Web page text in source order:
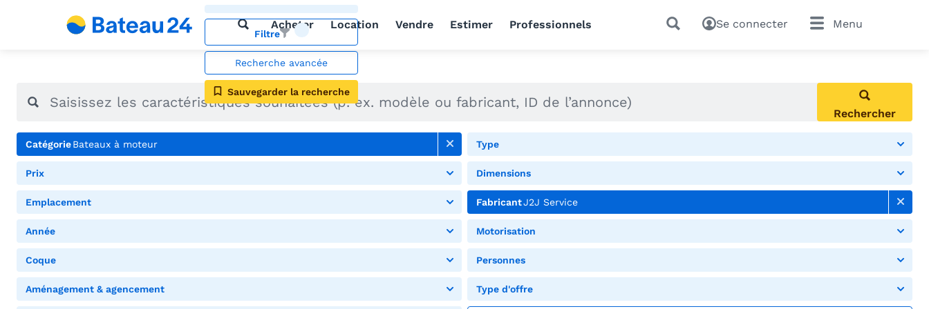
Acheter Location Vendre Estimer Professionnels Se connecter Menu
Filtre
Recherche avancée
Sauvegarder la recherche
Rechercher
CatégorieBateaux à moteur Type
Prix Dimensions
Emplacement FabricantJ2J Service
Année Motorisation
Coque Personnes
Aménagement & agencement Type d'offre